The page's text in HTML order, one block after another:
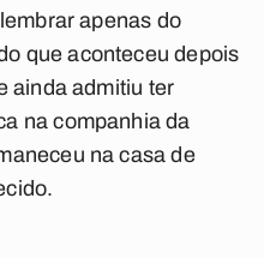
apenas do
que aconteceu depois
ainda admitiu ter
na companhia da
na casa de